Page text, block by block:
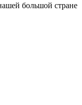
большой стране